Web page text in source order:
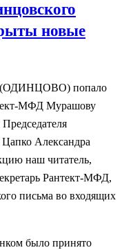
новые
(ОДИНЦОВО) попало
МФД Мурашову
Александра
наш читатель,
Рантект-МФД,
письма во входящих
было принято